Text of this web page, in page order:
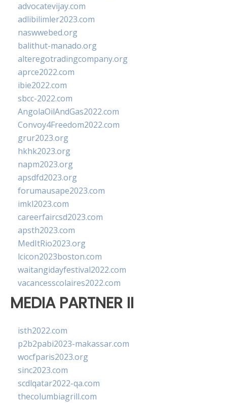
advocatevijay.com
adlibilimler2023.com
naswwebed.org
balithut-manado.org
alteregotradingcompany.org
aprce2022.com
ibie2022.com
sbcc-2022.com
AngolaOilAndGas2022.com
Convoy4Freedom2022.com
grur2023.org
hkhk2023.org
napm2023.org
apsdfd2023.org
forumausape2023.com
imkl2023.com
careerfaircsd2023.com
apsth2023.com
MedItRio2023.org
lcicon2023boston.com
waitangidayfestival2022.com
vacancesscolaires2022.com
MEDIA PARTNER II
isth2022.com
p2b2pabi2023-makassar.com
wocfparis2023.org
sinc2023.com
scdlqatar2022-qa.com
thecolumbiagrill.com